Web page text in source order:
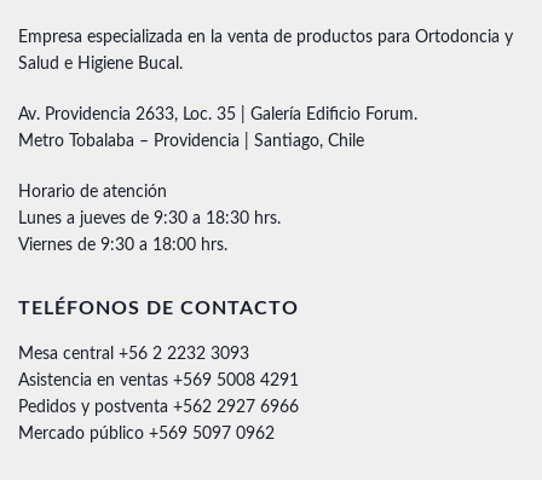
Empresa especializada en la venta de productos para Ortodoncia y
Salud e Higiene Bucal.
Av. Providencia 2633, Loc. 35 | Galería Edificio Forum.
Metro Tobalaba – Providencia | Santiago, Chile
Horario de atención
Lunes a jueves de 9:30 a 18:30 hrs.
Viernes de 9:30 a 18:00 hrs.
TELÉFONOS DE CONTACTO
Mesa central +56 2 2232 3093
Asistencia en ventas +569 5008 4291
Pedidos y postventa +562 2927 6966
Mercado público +569 5097 0962